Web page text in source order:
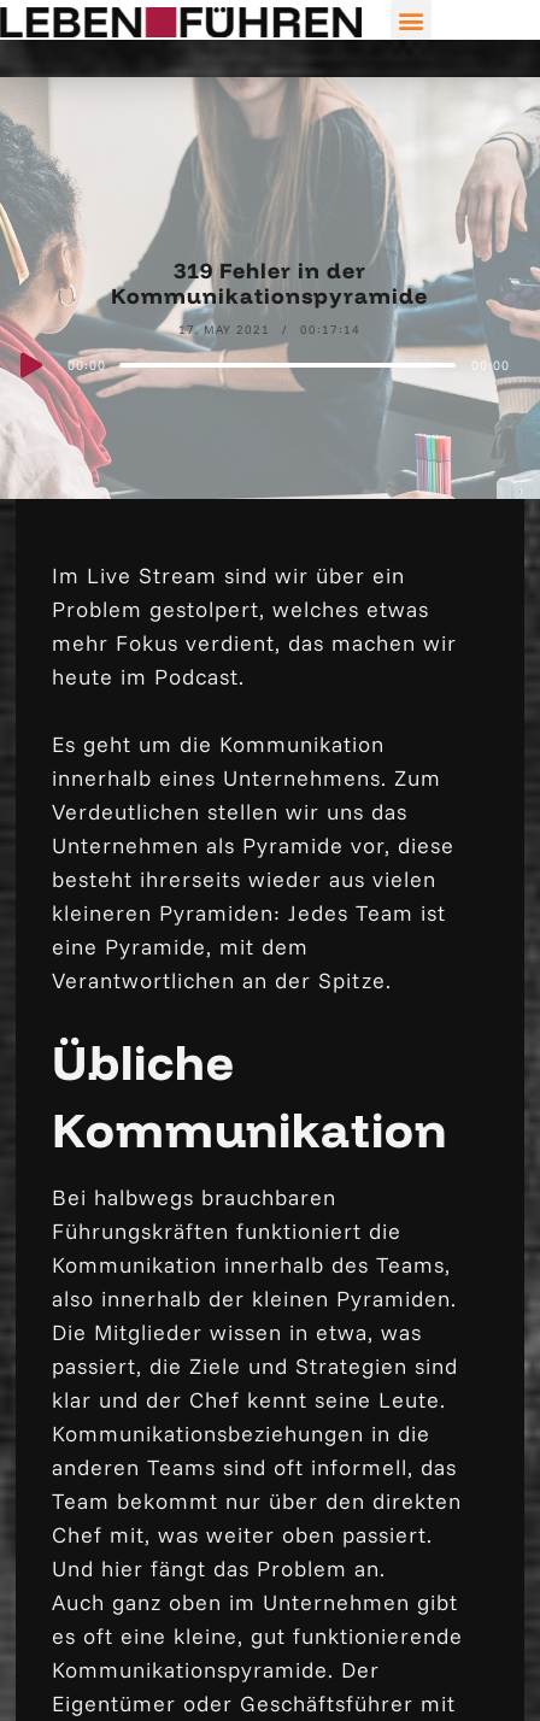
319 Fehler in der
Kommunikationspyramide
17. MAY 2021 00:17:14
Audio
Player
00:00 00:00
Im Live Stream sind wir über ein
Problem gestolpert, welches etwas
mehr Fokus verdient, das machen wir
heute im Podcast.
Es geht um die Kommunikation
innerhalb eines Unternehmens. Zum
Verdeutlichen stellen wir uns das
Unternehmen als Pyramide vor, diese
besteht ihrerseits wieder aus vielen
kleineren Pyramiden: Jedes Team ist
eine Pyramide, mit dem
Verantwortlichen an der Spitze.
Übliche
Kommunikation
Bei halbwegs brauchbaren
Führungskräften funktioniert die
Kommunikation innerhalb des Teams,
also innerhalb der kleinen Pyramiden.
Die Mitglieder wissen in etwa, was
passiert, die Ziele und Strategien sind
klar und der Chef kennt seine Leute.
Kommunikationsbeziehungen in die
anderen Teams sind oft informell, das
Team bekommt nur über den direkten
Chef mit, was weiter oben passiert.
Und hier fängt das Problem an.
Auch ganz oben im Unternehmen gibt
es oft eine kleine, gut funktionierende
Kommunikationspyramide. Der
Eigentümer oder Geschäftsführer mit